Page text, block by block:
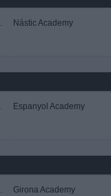
Nástic Academy
Espanyol Academy
Girona Academy